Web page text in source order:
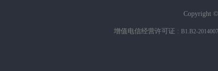
Copyright
增值电信经营许可证 : B1.B2-